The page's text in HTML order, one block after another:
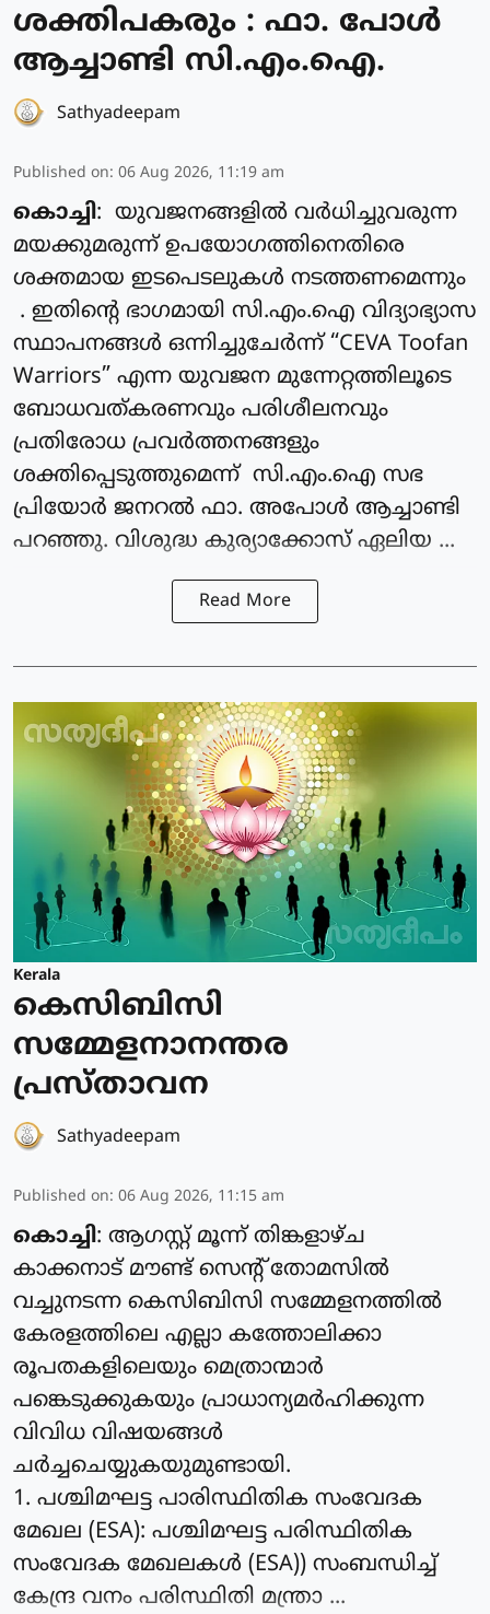
ശക്തിപകരും : ഫാ. പോൾ
ആച്ചാണ്ടി സി.എം.ഐ.
Sathyadeepam
Published on: 06 Aug 2026, 11:19 am
കൊച്ചി: യുവജനങ്ങളിൽ വർധിച്ചുവരുന്ന
മയക്കുമരുന്ന് ഉപയോഗത്തിനെതിരെ
ശക്തമായ ഇടപെടലുകൾ നടത്തണമെന്നും
. ഇതിന്റെ ഭാഗമായി സി.എം.ഐ വിദ്യാഭ്യാസ
സ്ഥാപനങ്ങൾ ഒന്നിച്ചുചേർന്ന് “CEVA Toofan
Warriors” എന്ന യുവജന മുന്നേറ്റത്തിലൂടെ
ബോധവത്കരണവും പരിശീലനവും
പ്രതിരോധ പ്രവർത്തനങ്ങളും
ശക്തിപ്പെടുത്തുമെന്ന് സി.എം.ഐ സഭ
പ്രിയോർ ജനറൽ ഫാ. അപോൾ ആച്ചാണ്ടി
പറഞ്ഞു. വിശുദ്ധ കുര്യാക്കോസ് ഏലിയ ...
Read More
Kerala
കെസിബിസി
സമ്മേളനാനന്തര
പ്രസ്താവന
Sathyadeepam
Published on: 06 Aug 2026, 11:15 am
കൊച്ചി: ആഗസ്റ്റ് മൂന്ന് തിങ്കളാഴ്ച
കാക്കനാട് മൗണ്ട് സെന്റ് തോമസില്‍
വച്ചുനടന്ന കെസിബിസി സമ്മേളനത്തില്‍
കേരളത്തിലെ എല്ലാ കത്തോലിക്കാ
രൂപതകളിലെയും മെത്രാന്മാര്‍
പങ്കെടുക്കുകയും പ്രാധാന്യമര്‍ഹിക്കുന്ന
വിവിധ വിഷയങ്ങള്‍
ചര്‍ച്ചചെയ്യുകയുമുണ്ടായി.
1. പശ്ചിമഘട്ട പാരിസ്ഥിതിക സംവേദക
മേഖല (ESA): പശ്ചിമഘട്ട പരിസ്ഥിതിക
സംവേദക മേഖലകള്‍ (ESA)) സംബന്ധിച്ച്
കേന്ദ്ര വനം പരിസ്ഥിതി മന്ത്രാ ...